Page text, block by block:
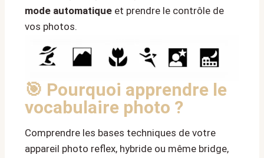
mode automatique et prendre le contrôle de
vos photos.
🎯 Pourquoi apprendre le
vocabulaire photo ?
Comprendre les bases techniques de votre
appareil photo reflex, hybride ou même bridge,